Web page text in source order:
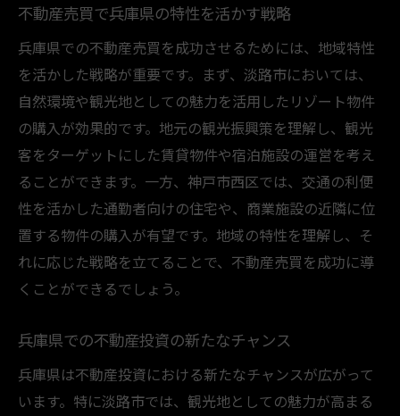
不動産売買で兵庫県の特性を活かす戦略
兵庫県での不動産売買を成功させるためには、地域特性
を活かした戦略が重要です。まず、淡路市においては、
自然環境や観光地としての魅力を活用したリゾート物件
の購入が効果的です。地元の観光振興策を理解し、観光
客をターゲットにした賃貸物件や宿泊施設の運営を考え
ることができます。一方、神戸市西区では、交通の利便
性を活かした通勤者向けの住宅や、商業施設の近隣に位
置する物件の購入が有望です。地域の特性を理解し、そ
れに応じた戦略を立てることで、不動産売買を成功に導
くことができるでしょう。
兵庫県での不動産投資の新たなチャンス
兵庫県は不動産投資における新たなチャンスが広がって
います。特に淡路市では、観光地としての魅力が高まる